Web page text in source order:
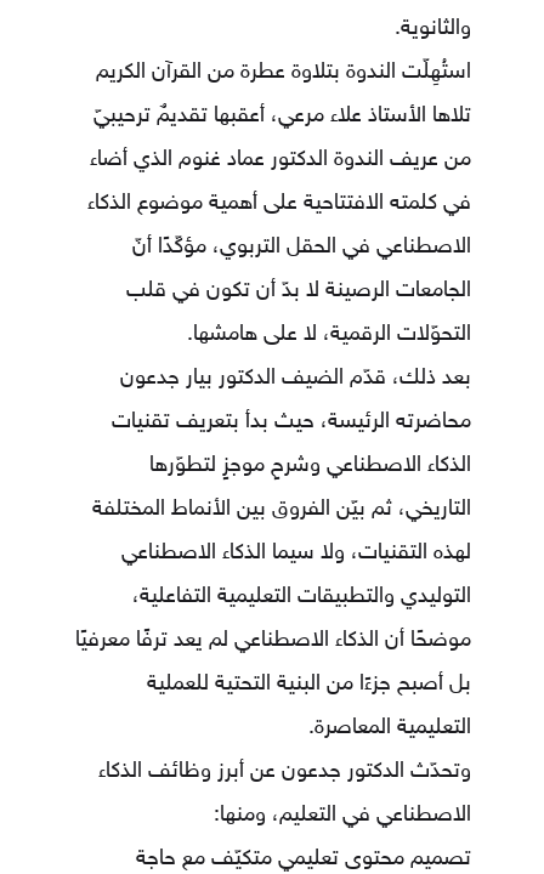
والثانوية.
استُهِلّت الندوة بتلاوة عطرة من القرآن الكريم
تلاها الأستاذ علاء مرعي، أعقبها تقديمٌ ترحيبيّ
من عريف الندوة الدكتور عماد غنوم الذي أضاء
في كلمته الافتتاحية على أهمية موضوع الذكاء
الاصطناعي في الحقل التربوي، مؤكّدًا أنّ
الجامعات الرصينة لا بدّ أن تكون في قلب
التحوّلات الرقمية، لا على هامشها.
بعد ذلك، قدّم الضيف الدكتور بيار جدعون
محاضرته الرئيسة، حيث بدأ بتعريف تقنيات
الذكاء الاصطناعي وشرحٍ موجزٍ لتطوّرها
التاريخي، ثم بيّن الفروق بين الأنماط المختلفة
لهذه التقنيات، ولا سيما الذكاء الاصطناعي
التوليدي والتطبيقات التعليمية التفاعلية،
موضحًا أن الذكاء الاصطناعي لم يعد ترفًا معرفيًا
بل أصبح جزءًا من البنية التحتية للعملية
التعليمية المعاصرة.
وتحدّث الدكتور جدعون عن أبرز وظائف الذكاء
الاصطناعي في التعليم، ومنها:
تصميم محتوى تعليمي متكيّف مع حاجة